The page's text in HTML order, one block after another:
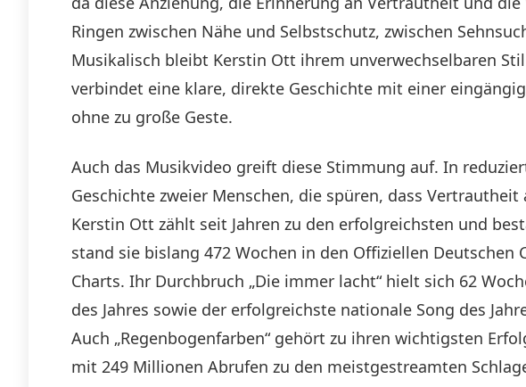
Ringen zwischen Nähe und Selbstschutz, zwischen
Musikalisch bleibt Kerstin Ott ihrem unverwechselbaren
verbindet eine klare, direkte Geschichte mit einer
ohne zu große Geste.
Auch das Musikvideo greift diese Stimmung auf. In
Geschichte zweier Menschen, die spüren, dass
Kerstin Ott zählt seit Jahren zu den erfolgreichsten und
stand sie bislang 472 Wochen in den Offiziellen
Charts. Ihr Durchbruch „Die immer lacht“ hielt sich 62
des Jahres sowie der erfolgreichste nationale Song des
Auch „Regenbogenfarben“ gehört zu ihren wichtigsten
mit 249 Millionen Abrufen zu den meistgestreamten